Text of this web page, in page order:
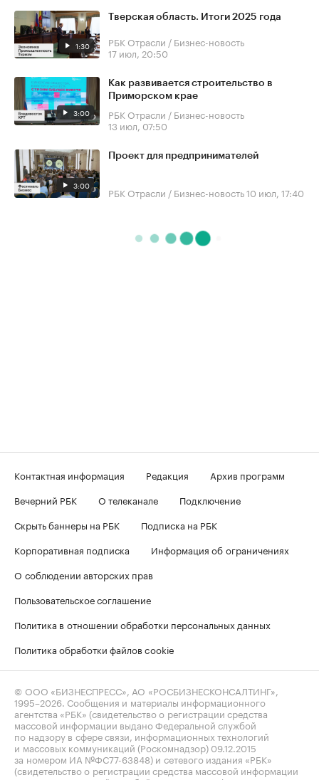
1:30
Тверская область. Итоги 2025 года
РБК Отрасли / Бизнес-новость
17 июл, 20:50
3:00
Как развивается строительство в
Приморском крае
РБК Отрасли / Бизнес-новость
13 июл, 07:50
3:00
Проект для предпринимателей
РБК Отрасли / Бизнес-новость10 июл, 17:40
Контактная информация Редакция
Архив программ
Вечерний РБК
О телеканале
Подключение
Скрыть баннеры на РБК
Подписка на РБК
Корпоративная подписка
Информация об ограничениях
О соблюдении авторских прав
Пользовательское соглашение
Политика в отношении обработки персональных данных
Политика обработки файлов cookie
© ООО «БИЗНЕСПРЕСС», АО «РОСБИЗНЕСКОНСАЛТИНГ»,
1995–2026. Сообщения и материалы информационного
агентства «РБК» (свидетельство о регистрации средства
массовой информации выдано Федеральной службой
по надзору в сфере связи, информационных технологий
и массовых коммуникаций (Роскомнадзор) 09.12.2015
за номером ИА №ФС77-63848) и сетевого издания «РБК»
(свидетельство о регистрации средства массовой информации